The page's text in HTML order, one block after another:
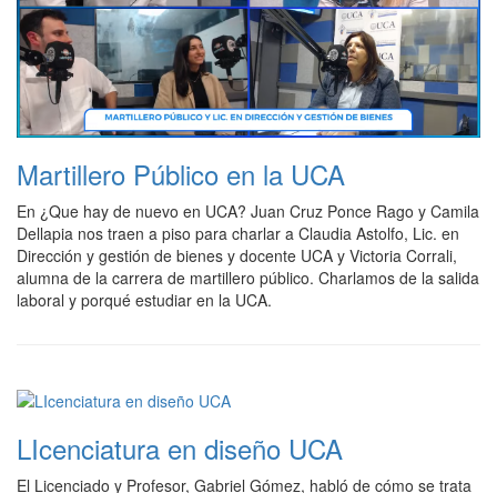
Martillero Público en la UCA
En ¿Que hay de nuevo en UCA? Juan Cruz Ponce Rago y Camila
Dellapia nos traen a piso para charlar a Claudia Astolfo, Lic. en
Dirección y gestión de bienes y docente UCA y Victoria Corrali,
alumna de la carrera de martillero público. Charlamos de la salida
laboral y porqué estudiar en la UCA.
LIcenciatura en diseño UCA
El Licenciado y Profesor, Gabriel Gómez, habló de cómo se trata